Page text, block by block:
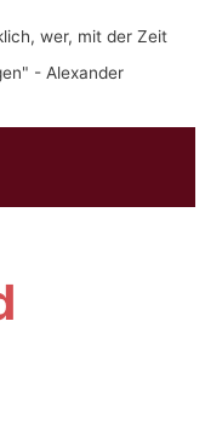
wer, mit der Zeit
- Alexander